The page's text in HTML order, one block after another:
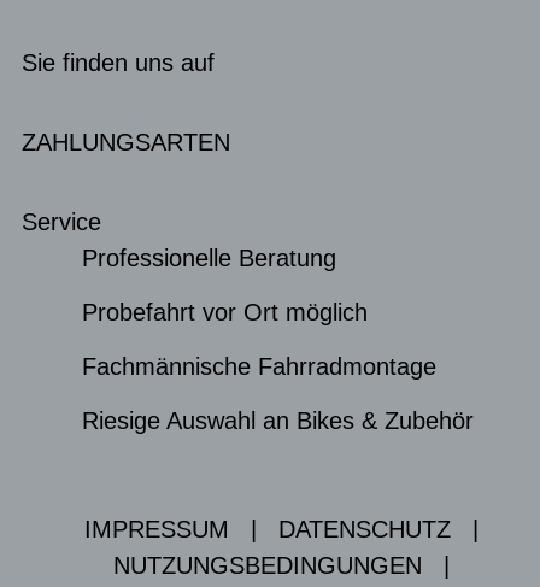
Sie finden uns auf
ZAHLUNGSARTEN
Service
Professionelle Beratung
Probefahrt vor Ort möglich
Fachmännische Fahrradmontage
Riesige Auswahl an Bikes & Zubehör
IMPRESSUM DATENSCHUTZ
NUTZUNGSBEDINGUNGEN